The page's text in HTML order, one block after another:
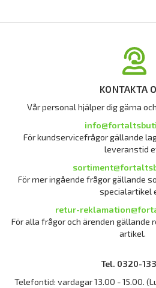
KONTAKTA
Vår personal hjälper dig gärna
För kundservicefrågor gällande
leveranstid
För mer ingående frågor gällande
specialartikel
retur-
För alla frågor och ärenden gällande
artikel.
Tel. 0320-
Telefontid: vardagar 13.00 - 15.00.